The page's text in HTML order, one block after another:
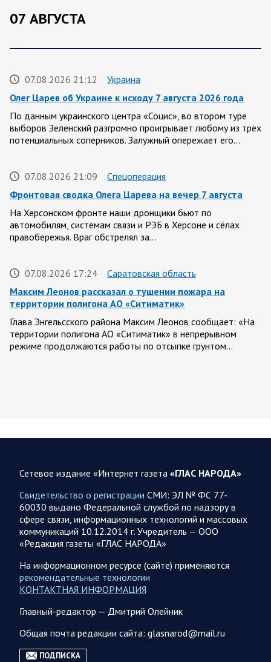
07 АВГУСТА
07.08.2026 21:12
Украина
Олег Царев об Украине к исходу 7 августа 2026 года
По данным украинского центра «Социс», во втором туре
выборов Зеленский разгромно проигрывает любому из трёх
потенциальных соперников. Залужный опережает его…
07.08.2026 21:09
Спецоперация
Фронтовая сводка Олега Царева на вечер 7 августа
На Херсонском фронте наши дронщики бьют по
автомобилям, системам связи и РЭБ в Херсоне и сёлах
правобережья. Враг обстрелял за…
07.08.2026 17:24
Саратовская область
Максим Леонов рассказал о тушении пожара на
территории полигона АО «Ситиматик»
Глава Энгельсского района Максим Леонов сообщает: «На
территории полигона АО «Ситиматик» в непрерывном
режиме продолжаются работы по отсыпке грунтом…
07.08.2026 12:29
Спецоперация
Сводка военных действий от Минобороны РФ 7
августа. Коротко
Главное: Российские вооружённые силы взяли под контроль
село Анискино в Харьковской области. За прошедшую
неделю ВС РФ осуществили два массированных…
07.08.2026 10:51
Мир
Война на Ближнем Востоке. Итоги за 6 августа 2026
Сетевое издание «Интернет газета «ГЛАС НАРОДА»
Свидетельство о регистрации СМИ: ЭЛ № ФС 77-
60030 выдано Федеральной службой по надзору в
сфере связи, информационных технологий и массовых
коммуникаций 10.12.2014 г. Учредитель — ООО
«Редакция газеты «ГЛАС НАРОДА»
На информационном ресурсе (сайте) применяются
рекомендательные технологии
КОНТАКТНАЯ ИНФОРМАЦИЯ
Главный-редактор — Дмитрий Олейник
Общая почта редакции сайта: glasnarod@mail.ru
ПОДПИСКА